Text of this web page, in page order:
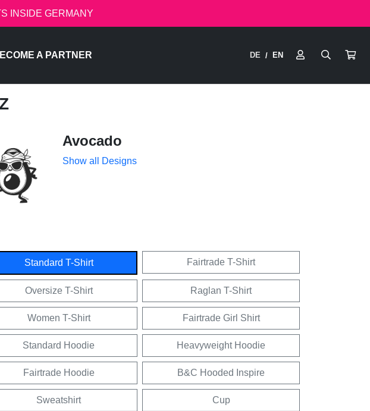
INSIDE GERMANY
A PARTNER DE / EN
Avocado
Show all Designs
Standard T-Shirt Fairtrade T-Shirt
Oversize T-Shirt Raglan T-Shirt
Women T-Shirt Fairtrade Girl Shirt
Standard Hoodie Heavyweight Hoodie
Fairtrade Hoodie B&C Hooded Inspire
Sweatshirt Cup